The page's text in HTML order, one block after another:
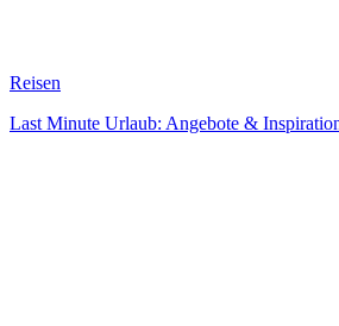
Reisen
Last Minute Urlaub: Angebote &